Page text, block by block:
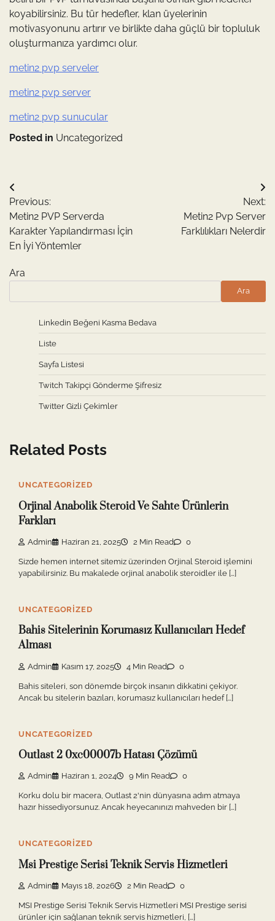
koyabilirsiniz. Bu tür hedefler, klan üyelerinin
motivasyonunu artırır ve birlikte daha güçlü bir topluluk
oluşturmanıza yardımcı olur.
metin2 pvp serveler
metin2 pvp server
metin2 pvp sunucular
Posted in Uncategorized
Yazı
gezinmesi
Previous:
Metin2 PVP Serverda
Karakter Yapılandırması İçin
En İyi Yöntemler
Next:
Metin2 Pvp Server
Farklılıkları Nelerdir
Ara
Ara
Linkedin Beğeni Kasma Bedava
Liste
Sayfa Listesi
Twitch Takipçi Gönderme Şifresiz
Twitter Gizli Çekimler
Related Posts
UNCATEGORIZED
Orjinal Anabolik Steroid Ve Sahte Ürünlerin
Farkları
Admin Haziran 21, 2025 2 Min Read 0
Sizde hemen internet sitemiz üzerinden Orjinal Steroid işlemini
yapabilirsiniz. Bu makalede orjinal anabolik steroidler ile […]
UNCATEGORIZED
Bahis Sitelerinin Korumasız Kullanıcıları Hedef
Alması
Admin Kasım 17, 2025 4 Min Read 0
Bahis siteleri, son dönemde birçok insanın dikkatini çekiyor.
Ancak bu sitelerin bazıları, korumasız kullanıcıları hedef […]
UNCATEGORIZED
Outlast 2 0xc00007b Hatası Çözümü
Admin Haziran 1, 2024 9 Min Read 0
Korku dolu bir macera, Outlast 2'nin dünyasına adım atmaya
hazır hissediyorsunuz. Ancak heyecanınızı mahveden bir […]
UNCATEGORIZED
Msi Prestige Serisi Teknik Servis Hizmetleri
Admin Mayıs 18, 2026 2 Min Read 0
MSI Prestige Serisi Teknik Servis Hizmetleri MSI Prestige serisi
ürünler için sağlanan teknik servis hizmetleri, […]